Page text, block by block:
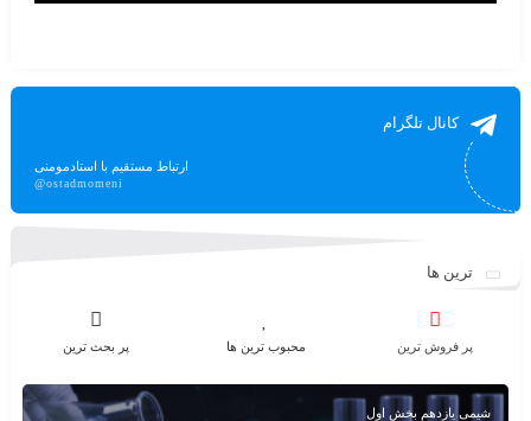
کانال تلگرام
ارتباط مستقیم با استادمومنی
@ostadmomeni
ترین ها
پر فروش ترین محبوب ترین ها پر بحث ترین
شیمی یازدهم بخش اول